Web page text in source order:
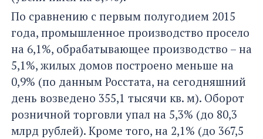
По сравнению с первым полугодием 2015
года, промышленное производство просело
на 6,1%, обрабатывающее производство – на
5,1%, жилых домов построено меньше на
0,9% (по данным Росстата, на сегодняшний
день возведено 355,1 тысячи кв. м). Оборот
розничной торговли упал на 5,3% (до 80,3
млрд рублей). Кроме того, на 2,1% (до 367,5